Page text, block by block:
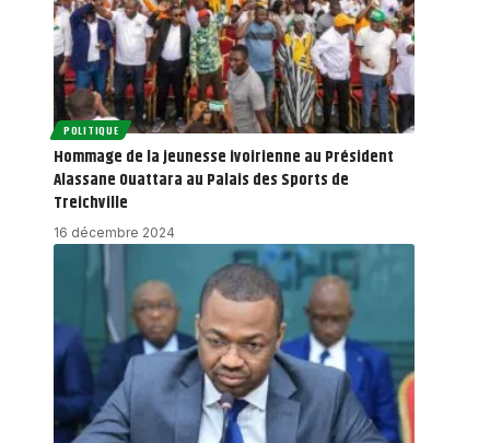
POLITIQUE
Hommage de la jeunesse ivoirienne au Président
Alassane Ouattara au Palais des Sports de
Treichville
16 décembre 2024